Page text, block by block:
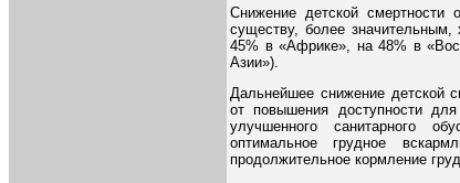
Снижение детской смертности
существу, более
45% в «Африке», на 48% в
Азии»).
Дальнейшее снижение детской
от повышения доступности
улучшенного санитарного
оптимальное грудное
продолжительное кормление